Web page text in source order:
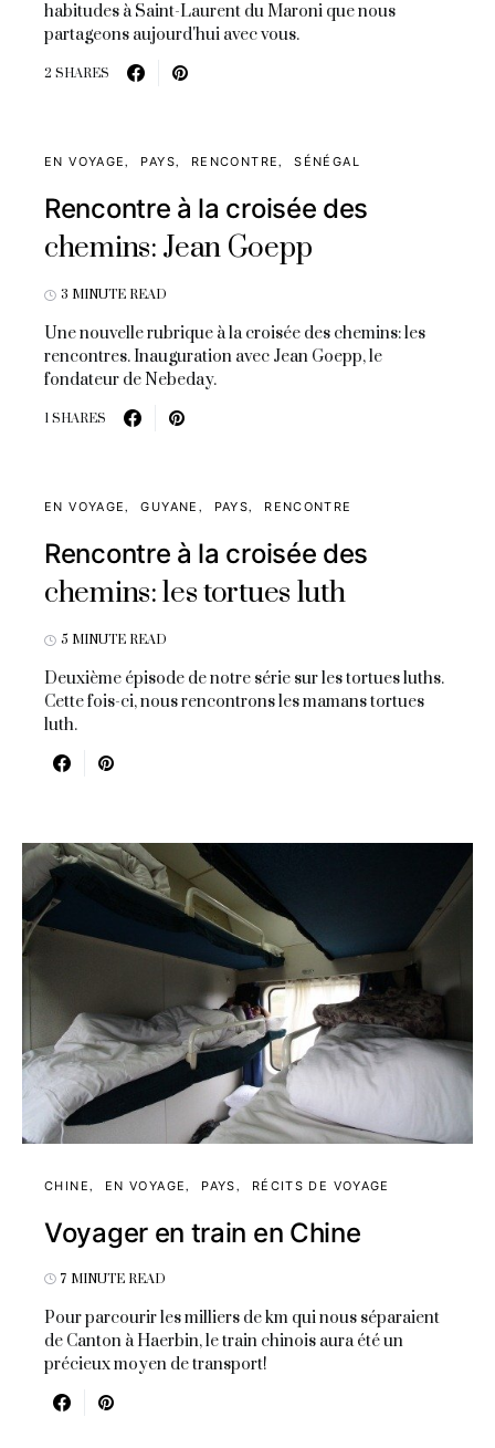
habitudes à Saint-Laurent du Maroni que nous
partageons aujourd'hui avec vous.
2 SHARES
EN VOYAGE PAYS RENCONTRE SÉNÉGAL
Rencontre à la croisée des
chemins: Jean Goepp
3 MINUTE READ
Une nouvelle rubrique à la croisée des chemins: les
rencontres. Inauguration avec Jean Goepp, le
fondateur de Nebeday.
1 SHARES
EN VOYAGE GUYANE PAYS RENCONTRE
Rencontre à la croisée des
chemins: les tortues luth
5 MINUTE READ
Deuxième épisode de notre série sur les tortues luths.
Cette fois-ci, nous rencontrons les mamans tortues
luth.
CHINE EN VOYAGE PAYS RÉCITS DE VOYAGE
Voyager en train en Chine
7 MINUTE READ
Pour parcourir les milliers de km qui nous séparaient
de Canton à Haerbin, le train chinois aura été un
précieux moyen de transport!